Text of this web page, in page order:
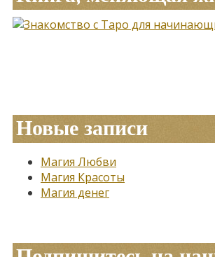
Новые записи
Магия Любви
Магия Красоты
Магия денег